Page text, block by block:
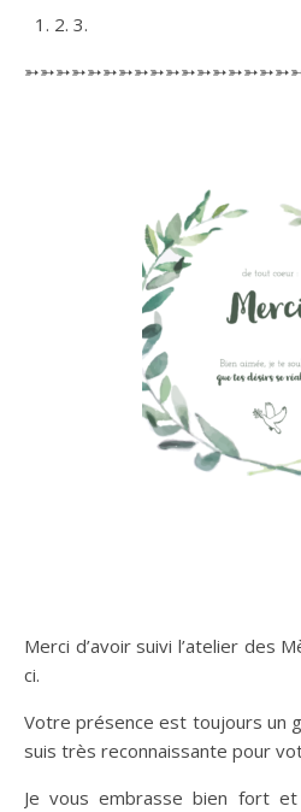
2. 3.
Merci d’avoir suivi l’atelier des
ci.
Votre présence est toujours un
suis très reconnaissante pour
Je vous embrasse bien fort